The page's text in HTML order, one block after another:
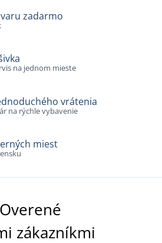
zadarmo
na jednom mieste
vrátenia
na rýchle vybavenie
miest
Overené
zákazníkmi